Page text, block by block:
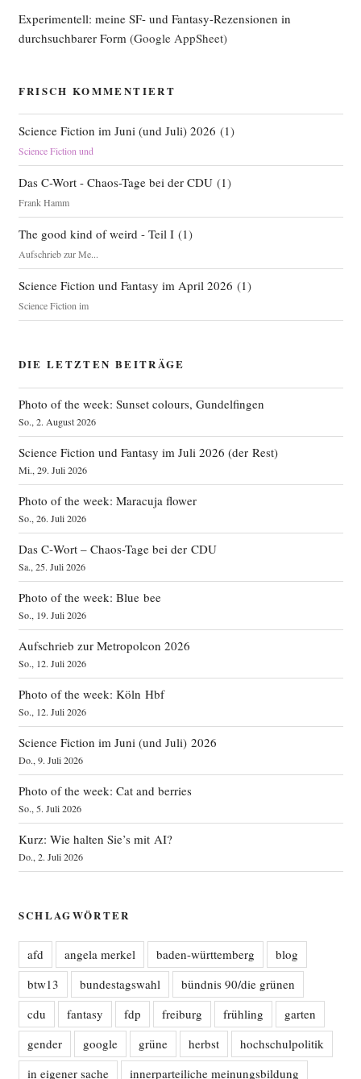
on“
Experimentell: meine SF- und Fantasy-Rezensionen in
durchsuchbarer Form (Google AppSheet)
FRISCH KOMMENTIERT
Science Fiction im Juni (und Juli) 2026 (1)
Science Fiction und
Das C-Wort - Chaos-Tage bei der CDU(1)
Frank Hamm
The good kind of weird - Teil I(1)
Aufschrieb zur Me...
Science Fiction und Fantasy im April 2026 (1)
Science Fiction im
DIE LETZTEN BEITRÄGE
Photo of the week: Sunset colours, Gundelfingen
So., 2. August 2026
Science Fiction und Fantasy im Juli 2026 (der Rest)
Mi., 29. Juli 2026
Photo of the week: Maracuja flower
So., 26. Juli 2026
Das C‑Wort – Chaos-Tage bei der CDU
Sa., 25. Juli 2026
Photo of the week: Blue bee
So., 19. Juli 2026
Aufschrieb zur Metropolcon 2026
So., 12. Juli 2026
Photo of the week: Köln Hbf
So., 12. Juli 2026
Science Fiction im Juni (und Juli) 2026
Do., 9. Juli 2026
Photo of the week: Cat and berries
So., 5. Juli 2026
Kurz: Wie halten Sie’s mit AI?
Do., 2. Juli 2026
SCHLAGWÖRTER
afd angela merkel baden-württemberg
blog
btw13
bundestagswahl
bündnis 90/die grünen
cdu
fantasy fdp freiburg frühling
garten
gender
google grüne herbst
hochschulpolitik
in eigener sache
innerparteiliche meinungsbildung